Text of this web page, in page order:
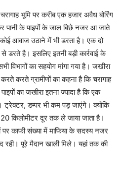
चरागाह भूमि पर करीब एक हजार अवैध बोरिंग
पानी के पाइपों के जाल बिछे नजर आ जाते
आवाज उठाने में भी डरता है। एक दो
से डरते है। इसलिए इतनी बड़ी कार्रवाई के
विभागों का सहयोग मांगा गया है। जखीरा
करते ग्रामीणों का कहना है कि चरागाह
का जखीरा इतना ज्यादा है कि एक
ट्रेक्टर, डम्पर भी कम पड़ जाएंगे। क्योंकि
20 किलोमीटर दूर तक ले जाया जाता है।
पर काफी संख्या में माफिया के सदस्य नजर
पूरे मैदान खाली मिले। यहां तक की